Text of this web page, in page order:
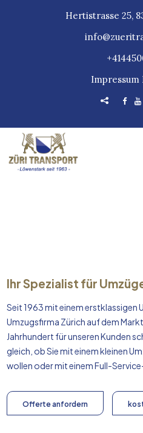
Hertistrasse 25,
Impressum
Ihr Spezialist für
Seit 1963 mit einem erstklassigen
Umzugsfirma Zürich auf dem
Jahrhundert für unseren Kunden
gleich, ob Sie mit einem kleinen
wollen oder mit einem Full-
Offerte anfordern